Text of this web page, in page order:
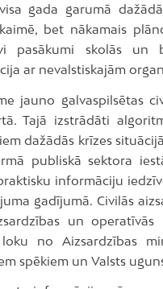
gada garumā
bet nākamais
pasākumi skolās un
ar nevalstiskajām
jauno galvaspilsētas
Tajā izstrādāti
dažādās krīzes
publiskā sektora
informāciju
gadījumā. Civilās
un
no Aizsardzības
spēkiem un Valsts